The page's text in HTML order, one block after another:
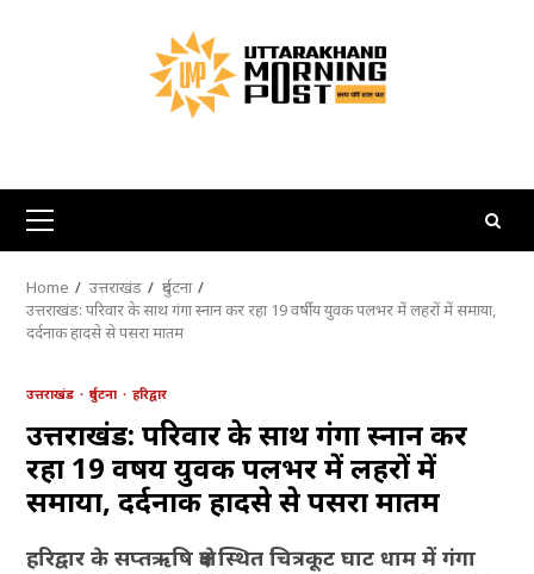
Primary
Menu
Home उत्तराखंड
दुर्घटना
उत्तराखंड: परिवार के साथ गंगा स्नान कर रहा 19 वर्षीय युवक पलभर में लहरों में समाया,
दर्दनाक हादसे से पसरा मातम
उत्तराखंड दुर्घटना हरिद्वार
उत्तराखंड: परिवार के साथ गंगा स्नान कर
रहा 19 वर्षीय युवक पलभर में लहरों में
समाया, दर्दनाक हादसे से पसरा मातम
हरिद्वार के सप्तऋषि क्षेत्र स्थित चित्रकूट घाट धाम में गंगा